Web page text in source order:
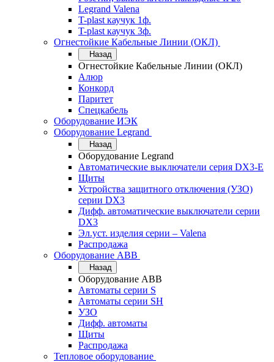
Legrand Valena
T-plast каучук 1ф.
T-plast каучук 3ф.
Огнестойкие Кабельные Линии (ОКЛ)
Назад
Огнестойкие Кабельные Линии (ОКЛ)
Алюр
Конкорд
Паритет
Спецкабель
Оборудование ИЭК
Оборудование Legrand
Назад
Оборудование Legrand
Автоматические выключатели серия DX3-E
Щиты
Устройства защитного отключения (УЗО)
серии DX3
Дифф. автоматические выключатели серии
DX3
Эл.уст. изделия серии – Valena
Распродажа
Оборудование АВВ
Назад
Оборудование АВВ
Автоматы серии S
Автоматы серии SH
УЗО
Дифф. автоматы
Щиты
Распродажа
Тепловое оборудование